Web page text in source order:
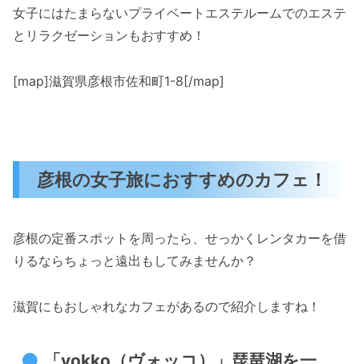
女子にはたまらないプライベートエステルームでのエステ
とリラクゼーションもおすすめ！
[map]滋賀県彦根市佐和町1-8[/map]
彦根の女子旅におすすめのカフェ！
彦根の定番スポットを周ったら、せっかくレンタカーを借
りるならちょっと遠出もしてみませんか？
滋賀にもおしゃれなカフェがあるので紹介しますね！